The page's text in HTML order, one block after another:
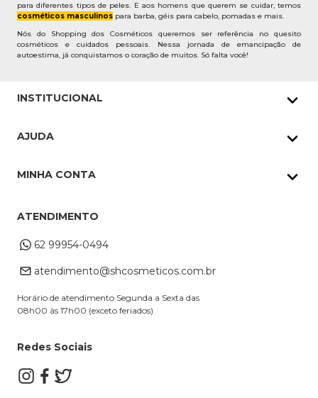
para diferentes tipos de peles. E aos homens que querem se cuidar, temos
cosméticos masculinos para barba, géis para cabelo, pomadas e mais.
Nós do Shopping dos Cosméticos queremos ser referência no quesito
cosméticos e cuidados pessoais. Nessa jornada de emancipação de
autoestima, já conquistamos o coração de muitos. Só falta você!
INSTITUCIONAL
Pedidos Whatsapp
Cupons
AJUDA
Troca e Devoluções
Dúvidas Frequentes
MINHA CONTA
Alterar Cadastro
ATENDIMENTO
62 99954-0494
atendimento@shcosmeticos.com.br
Horário de atendimento Segunda a Sexta das
08h00 às 17h00 (exceto feriados)
Redes Sociais